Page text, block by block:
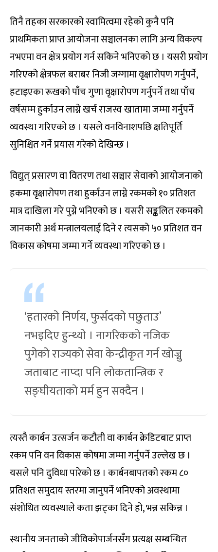
तिनै तहका सरकारको स्वामित्वमा रहेको कुनै पनि
प्राथमिकता प्राप्त आयोजना सञ्चालनका लागि अन्य विकल्प
नभएमा वन क्षेत्र प्रयोग गर्न सकिने भनिएको छ । यसरी प्रयोग
गरिएको क्षेत्रफल बराबर निजी जग्गामा वृक्षारोपण गर्नुपर्ने,
हटाइएका रूखको पाँच गुणा वृक्षारोपण गर्नुपर्ने तथा पाँच
वर्षसम्म हुर्काउन लाग्ने खर्च राजस्व खातामा जम्मा गर्नुपर्ने
व्यवस्था गरिएको छ । यसले वनविनाशपछि क्षतिपूर्ति
सुनिश्चित गर्ने प्रयास गरेको देखिन्छ ।
विद्युत् प्रसारण वा वितरण तथा सञ्चार सेवाको आयोजनाको
हकमा वृक्षारोपण तथा हुर्काउन लाग्ने रकमको १० प्रतिशत
मात्र दाखिला गरे पुग्ने भनिएको छ । यसरी सङ्कलित रकमको
जानकारी अर्थ मन्त्रालयलाई दिने र त्यसको ५० प्रतिशत वन
विकास कोषमा जम्मा गर्ने व्यवस्था गरिएको छ ।
‘हतारको निर्णय, फुर्सदको पछुताउ’
नभइदिए हुन्थ्यो । नागरिकको नजिक
पुगेको राज्यको सेवा केन्द्रीकृत गर्न खोज्नु
जताबाट नाप्दा पनि लोकतान्त्रिक र
सङ्घीयताको मर्म हुन सक्दैन ।
त्यस्तै कार्बन उत्सर्जन कटौती वा कार्बन क्रेडिटबाट प्राप्त
रकम पनि वन विकास कोषमा जम्मा गर्नुपर्ने उल्लेख छ ।
यसले पनि दुविधा पारेको छ । कार्बनबापतको रकम ८०
प्रतिशत समुदाय स्तरमा जानुपर्ने भनिएको अवस्थामा
संशोधित व्यवस्थाले कता झट्का दिने हो, भन्न सकिन्न ।
स्थानीय जनताको जीविकोपार्जनसँग प्रत्यक्ष सम्बन्धित